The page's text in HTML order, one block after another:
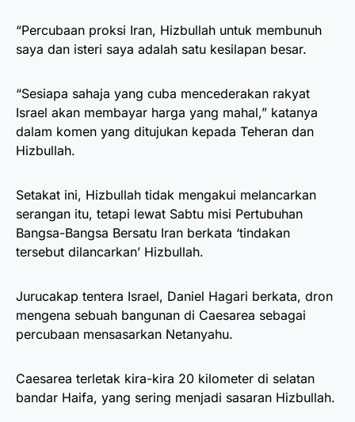
“Percubaan proksi Iran, Hizbullah untuk membunuh
saya dan isteri saya adalah satu kesilapan besar.
“Sesiapa sahaja yang cuba mencederakan rakyat
Israel akan membayar harga yang mahal,” katanya
dalam komen yang ditujukan kepada Teheran dan
Hizbullah.
Setakat ini, Hizbullah tidak mengakui melancarkan
serangan itu, tetapi lewat Sabtu misi Pertubuhan
Bangsa-Bangsa Bersatu Iran berkata ‘tindakan
tersebut dilancarkan’ Hizbullah.
Jurucakap tentera Israel, Daniel Hagari berkata, dron
mengena sebuah bangunan di Caesarea sebagai
percubaan mensasarkan Netanyahu.
Caesarea terletak kira-kira 20 kilometer di selatan
bandar Haifa, yang sering menjadi sasaran Hizbullah.